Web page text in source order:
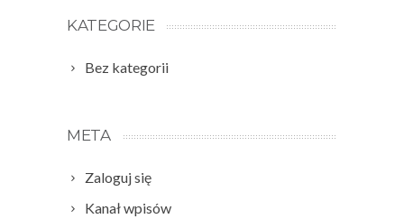
KATEGORIE
Bez kategorii
META
Zaloguj się
Kanał wpisów